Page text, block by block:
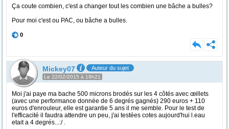
Ça coute combien, c'est a changer tout les combien une bâche a bulles?
Pour moi c'est ou PAC, ou bâche a bulles.
0
Mickey07 Auteur du sujet
Le 22/02/2015 à 19h21
Moi j'ai paye ma bache 500 microns brodés sur les 4 côtés avec œillets
(avec une performance donnée de 6 degrés gagnés) 290 euros + 110
euros d'enrouleur, elle est garantie 5 ans il me semble. Pour le test de
l'efficacité il faudra attendre un peu, j'ai testées cotes aujourd'hui l.eau
etait a 4 degrés...:/ .